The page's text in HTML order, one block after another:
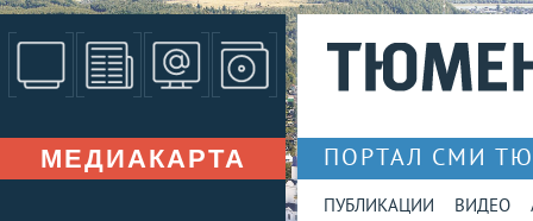
МЕДИАКАРТА ПОРТАЛ СМИ
ПУБЛИКАЦИИ ВИДЕО